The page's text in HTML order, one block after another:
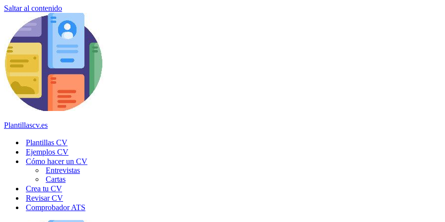
Saltar al contenido
Plantillascv.es
Plantillas CV
Ejemplos CV
Cómo hacer un CV
Entrevistas
Cartas
Crea tu CV
Revisar CV
Comprobador ATS